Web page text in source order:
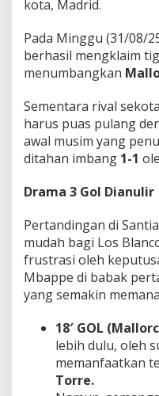
e
r
p
u
u
k
!
kota, Madrid.
Pada Minggu (31/08/
berhasil mengklaim
menumbangkan
Sementara rival
harus puas pulang
awal musim yang
ditahan imbang 1-1
Drama 3 Gol Dianulir
Pertandingan di
mudah bagi Los
frustrasi oleh
Mbappe di babak
yang semakin
18′ GOL
lebih dulu, oleh
memanfaatkan
Torre.